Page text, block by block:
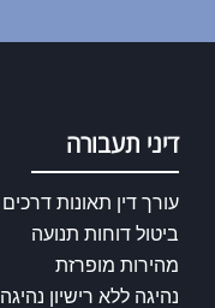
דיני תעבורה
עורך דין תאונות דרכים
ביטול דוחות תנועה
מהירות מופרזת
נהיגה ללא רישיון נהיגה